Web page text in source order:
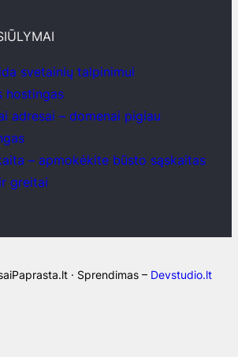
svetainių talpinimui
hostingas
adresai – domenai pigiau
– apmokėkite būsto sąskaitas
greitai
· Sprendimas – Devstudio.lt